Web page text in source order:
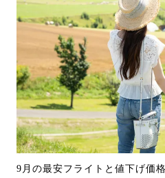
9月の最安フライトと値下げ価